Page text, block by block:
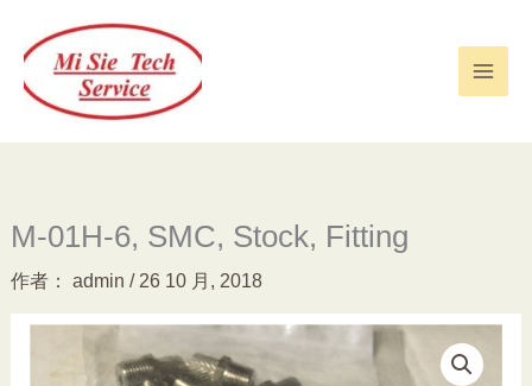
M-01H-6, SMC, Stock, Fitting
作者： admin / 26 10 月, 2018